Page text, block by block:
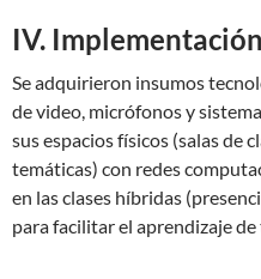
IV.
Se adquirieron insumos
de video, micrófonos y
sus espacios físicos (salas de
temáticas) con redes
en las clases híbridas
para facilitar el aprendizaje